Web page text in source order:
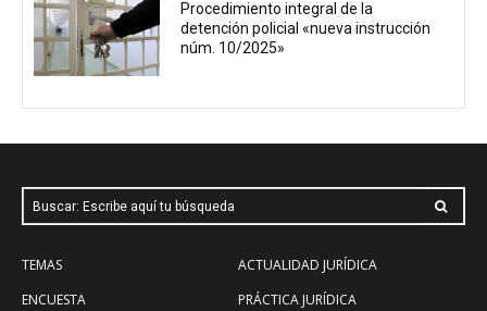
Procedimiento integral de la
detención policial «nueva instrucción
núm. 10/2025»
Buscar: Escribe aquí tu búsqueda
TEMAS
ENCUESTA
ACTUALIDAD JURÍDICA
PRÁCTICA JURÍDICA